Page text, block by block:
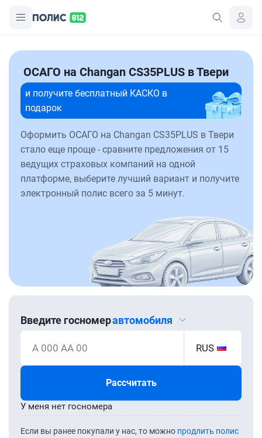
ОСАГО на Changan CS35PLUS в Твери
и получите бесплатный КАСКО в
подарок
Оформить ОСАГО на Changan CS35PLUS в Твери
стало еще проще - сравните предложения от 15
ведущих страховых компаний на одной
платформе, выберите лучший вариант и получите
электронный полис всего за 5 минут.
Введите госномеравтомобиля
А 000 АА 00 RUS
Рассчитать
Если вы ранее покупали у нас, то можно продлить полис
У меня нет госномера